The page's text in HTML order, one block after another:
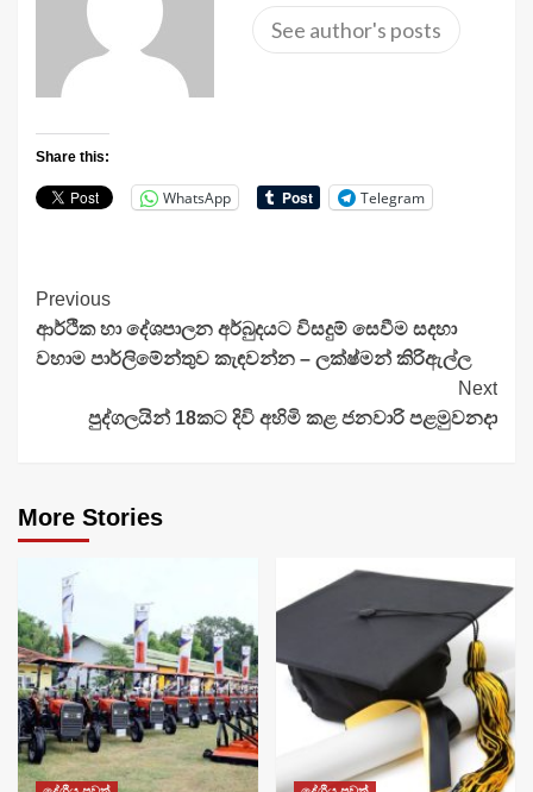
See author's posts
Share this:
WhatsApp Telegram
Continue
Reading
Previous
ආර්ථික හා දේශපාලන අර්බුදයට විසදුම් සෙවීම සදහා
වහාම පාර්ලිමේන්තුව කැඳවන්න – ලක්ෂ්මන් කිරිඇල්ල
Next
පුද්ගලයින් 18කට දිවි අහිමි කළ ජනවාරි පළමුවනදා
More Stories